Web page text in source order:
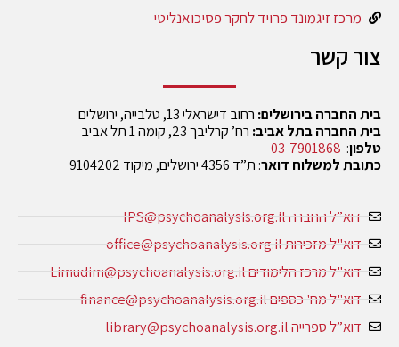
מרכז זיגמונד פרויד לחקר פסיכואנליטי
צור קשר
בית החברה בירושלים: רחוב דישראלי 13, טלבייה, ירושלים
בית החברה בתל אביב: רח’ קרליבך 23, קומה 1 תל אביב
טלפון:
03-7901868
כתובת למשלוח דואר: ת”ד 4356 ירושלים, מיקוד 9104202
דוא”ל החברה IPS@psychoanalysis.org.il
דוא"ל מזכירות office@psychoanalysis.org.il
דוא"ל מרכז הלימודים Limudim@psychoanalysis.org.il
דוא"ל מח' כספים finance@psychoanalysis.org.il
דוא”ל ספרייה library@psychoanalysis.org.il